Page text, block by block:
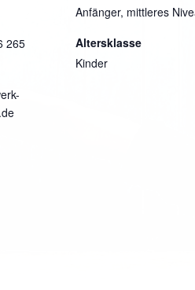
265
Anfänger, mittleres
Altersklasse
Kinder